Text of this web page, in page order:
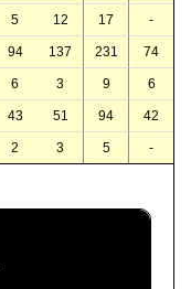
5 12 17 -
94 137 231 74
6 3 9 6
43 51 94 42
2 3 5 -